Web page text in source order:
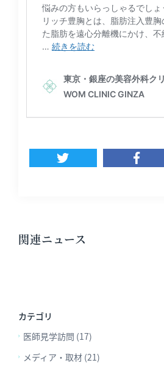
関連ニュース
カテゴリ
医師見学訪問 (17)
メディア・取材 (21)